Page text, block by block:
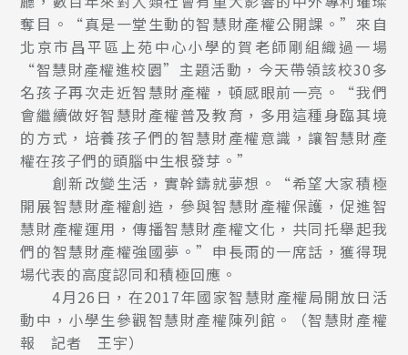
奪目。“真是一堂生動的智慧財產權公開課。”來自
北京市昌平區上苑中心小學的賀老師剛組織過一場
“智慧財產權進校園”主題活動，今天帶領該校30多
名孩子再次走近智慧財產權，頓感眼前一亮。“我們
會繼續做好智慧財產權普及教育，多用這種身臨其境
的方式，培養孩子們的智慧財產權意識，讓智慧財產
權在孩子們的頭腦中生根發芽。”
創新改變生活，實幹鑄就夢想。“希望大家積極
開展智慧財產權創造，參與智慧財產權保護，促進智
慧財產權運用，傳播智慧財產權文化，共同托舉起我
們的智慧財產權強國夢。”申長雨的一席話，獲得現
場代表的高度認同和積極回應。
4月26日，在2017年國家智慧財產權局開放日活
動中，小學生參觀智慧財產權陳列館。（智慧財產權
報 記者 王宇）